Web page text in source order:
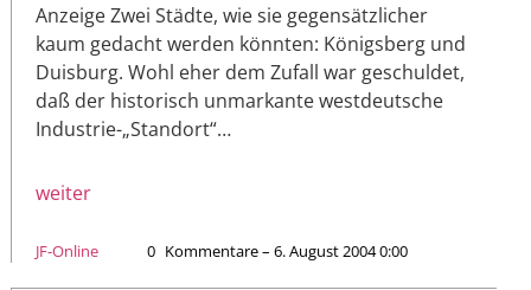
Anzeige Zwei Städte, wie sie gegensätzlicher
kaum gedacht werden könnten: Königsberg und
Duisburg. Wohl eher dem Zufall war geschuldet,
daß der historisch unmarkante westdeutsche
Industrie-„Standort“…
weiter
JF-Online 0 Kommentare – 6. August 2004 0:00